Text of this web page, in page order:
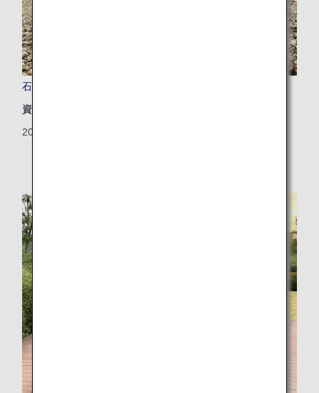
石垣の海を再びきれいに！ANAグループ社員の挑戦
資源
2026/04/03